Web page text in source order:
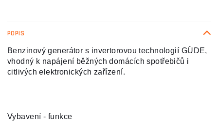
POPIS
Benzinový generátor s invertorovou technologií GÜDE,
vhodný k napájení běžných domácích spotřebičů i
citlivých elektronických zařízení.
Vybavení - funkce